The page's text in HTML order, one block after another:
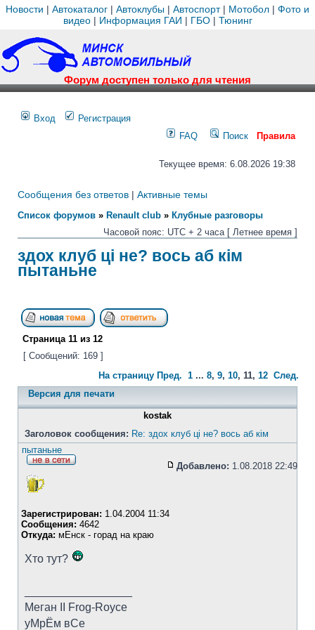
Новости | Автокаталог | Автоклубы | Автоспорт| Мотобол | Фото и
видео| Информация ГАИ | ГБО| Тюнинг
Форум доступен только для чтения
Вход
Регистрация
FAQ
Поиск Правила
Текущее время: 6.08.2026 19:38
Сообщения без ответов | Активные темы
Список форумов » Renault club » Клубные разговоры
Часовой пояс: UTC + 2 часа [ Летнее время ]
здох клуб ці не? вось аб кім
пытаньне
Страница 11 из 12
[ Сообщений: 169 ]
На страницу Пред. 1 ... 8, 9, 10, 11, 12 След.
Версия для печати
kostak
Заголовок сообщения: Re: здох клуб ці не? вось аб кім
пытаньне
Добавлено: 1.08.2018 22:49
Зарегистрирован: 1.04.2004 11:34
Сообщения: 4642
Откуда: мЕнск - горад на краю
Хто тут?
Меган II Frog-Royce
уМрЁм вСе